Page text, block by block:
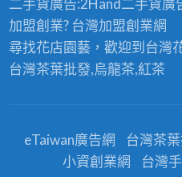
二手貨廣告:2Hand二手貨廣
加盟創業? 台灣加盟創業網
尋找花店園藝，歡迎到 台灣
台灣茶葉批發,烏龍茶,紅茶
eTaiwan廣告網 台灣茶
小資創業網
台灣